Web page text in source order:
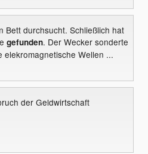
Bett durchsucht. Schließlich hat
gefunden. Der Wecker sonderte
elekromagnetische Wellen ...
der Geldwirtschaft